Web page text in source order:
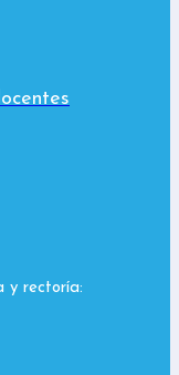
y rectoría: